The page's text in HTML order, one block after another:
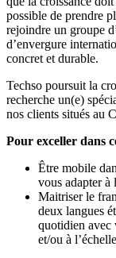
possible de prendre
rejoindre un groupe
d’envergure
concret et durable.
Techso poursuit la
recherche un(e)
nos clients situés au
Pour exceller dans
Être mobile
vous adapter à
Maitriser le
deux langues
quotidien avec
et/ou à